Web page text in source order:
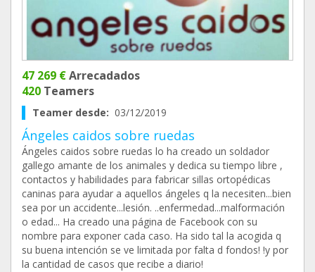
47 269 €Arrecadados
420 Teamers
Teamer desde: 03/12/2019
Ángeles caidos sobre ruedas
Ángeles caidos sobre ruedas lo ha creado un soldador
gallego amante de los animales y dedica su tiempo libre ,
contactos y habilidades para fabricar sillas ortopédicas
caninas para ayudar a aquellos ángeles q la necesiten...bien
sea por un accidente...lesión. ..enfermedad...malformación
o edad... Ha creado una página de Facebook con su
nombre para exponer cada caso. Ha sido tal la acogida q
su buena intención se ve limitada por falta d fondos! !y por
la cantidad de casos que recibe a diario!